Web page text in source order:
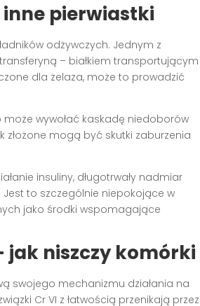
pierwiastki
odżywczych. Jednym z
– białkiem transportującym
dla żelaza, może to prowadzić
wywołać kaskadę niedoborów
złożone mogą być skutki zaburzenia
insuliny, długotrwały nadmiar
to szczególnie niepokojące w
jako środki wspomagające
jak niszczy komórki
swojego mechanizmu działania na
Cr VI z łatwością przenikają przez